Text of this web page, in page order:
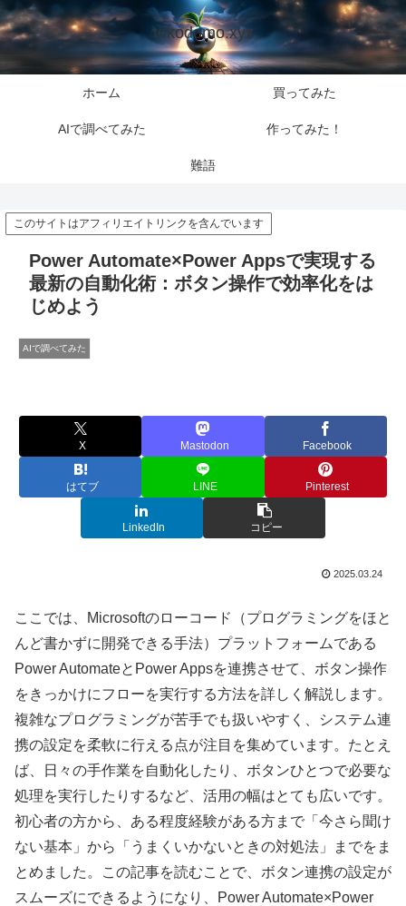
tokodomo.xyz
ホーム 買ってみた
AIで調べてみた 作ってみた！
難語
このサイトはアフィリエイトリンクを含んでいます
Power Automate×Power Appsで実現する
最新の自動化術：ボタン操作で効率化をは
じめよう
AIで調べてみた
X Mastodon Facebook
はてブ LINE Pinterest
LinkedIn コピー
2025.03.24
ここでは、Microsoftのローコード（プログラミングをほと
んど書かずに開発できる手法）プラットフォームである
Power AutomateとPower Appsを連携させて、ボタン操作
をきっかけにフローを実行する方法を詳しく解説します。
複雑なプログラミングが苦手でも扱いやすく、システム連
携の設定を柔軟に行える点が注目を集めています。たとえ
ば、日々の手作業を自動化したり、ボタンひとつで必要な
処理を実行したりするなど、活用の幅はとても広いです。
初心者の方から、ある程度経験がある方まで「今さら聞け
ない基本」から「うまくいかないときの対処法」までをま
とめました。この記事を読むことで、ボタン連携の設定が
スムーズにできるようになり、Power Automate×Power